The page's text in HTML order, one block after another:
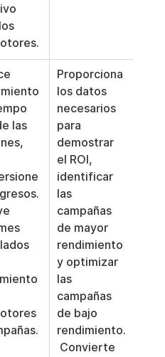
las
Proporciona
los datos
necesarios
para
demostrar
el ROI,
identificar
las
campañas
de mayor
rendimiento
y optimizar
las
campañas
de bajo
rendimiento.
Convierte